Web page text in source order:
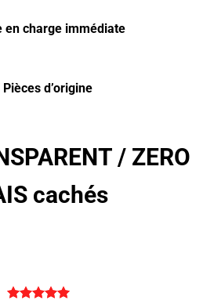
en charge immédiate
Pièces d’origine
/ ZERO
cachés